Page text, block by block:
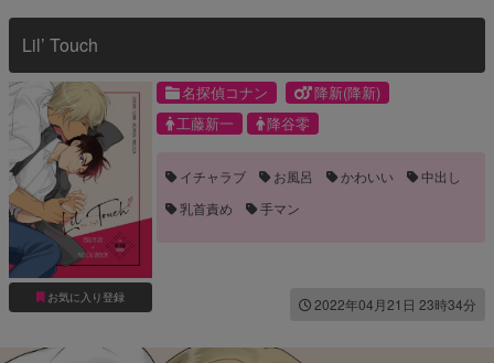
Lil’ Touch
お気に入り登録
名探偵コナン
降新(降新)
工藤新一
降谷零
イチャラブ お風呂 かわいい
中出し
乳首責め
手マン
2022年04月21日 23時34分